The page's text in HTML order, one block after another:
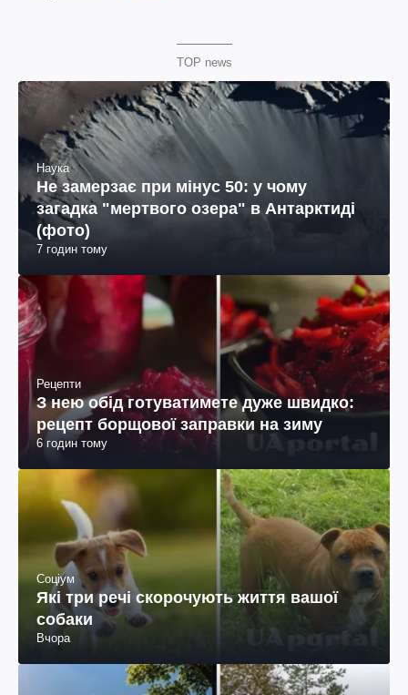
TOP news
Наука
Не замерзає при мінус 50: у чому
загадка "мертвого озера" в Антарктиді
(фото)
7 годин тому
Рецепти
З нею обід готуватимете дуже швидко:
рецепт борщової заправки на зиму
6 годин тому
Соціум
Які три речі скорочують життя вашої
собаки
Вчора